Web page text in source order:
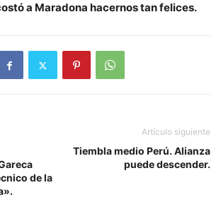
a Maradona hacernos tan felices.
de la
Artículo siguiente
Tiembla medio Perú. Alianza
puede descender.